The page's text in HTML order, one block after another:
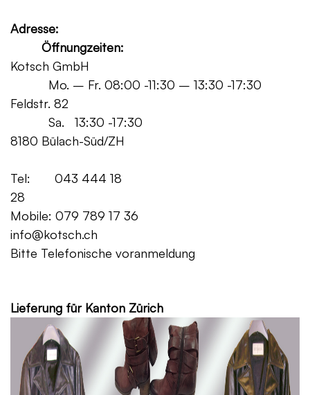
Adresse:
Öffnungzeiten:
Kotsch GmbH
Mo. – Fr. 08:00 -11:30 – 13:30 -17:30
Feldstr. 82
Sa. 13:30 -17:30
8180 Bülach-Süd/ZH
Tel: 043 444 18
28
Mobile: 079 789 17 36
info@kotsch.ch
Bitte Telefonische voranmeldung
Lieferung für Kanton Zürich